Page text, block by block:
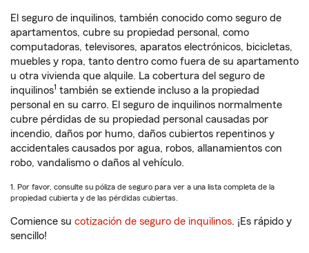
El seguro de inquilinos, también conocido como seguro de
apartamentos, cubre su propiedad personal, como
computadoras, televisores, aparatos electrónicos, bicicletas,
muebles y ropa, tanto dentro como fuera de su apartamento
u otra vivienda que alquile. La cobertura del seguro de
inquilinos1 también se extiende incluso a la propiedad
personal en su carro. El seguro de inquilinos normalmente
cubre pérdidas de su propiedad personal causadas por
incendio, daños por humo, daños cubiertos repentinos y
accidentales causados por agua, robos, allanamientos con
robo, vandalismo o daños al vehículo.
1. Por favor, consulte su póliza de seguro para ver a una lista completa de la
propiedad cubierta y de las pérdidas cubiertas.
Comience su cotización de seguro de inquilinos. ¡Es rápido y
sencillo!